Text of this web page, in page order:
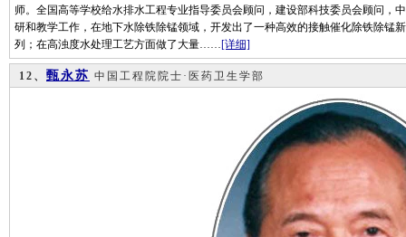
师。全国高等学校给水排水工程专业指导委员会顾问，建设部科技委员会顾问，
研和教学工作，在地下水除铁除锰领域，开发出了一种高效的接触催化除铁除锰
列；在高浊度水处理工艺方面做了大量……[详细]
12、 甄永苏 中国工程院院士·医药卫生学部